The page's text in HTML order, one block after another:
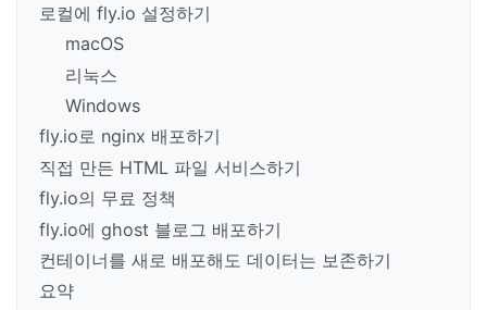
로컬에 fly.io 설정하기
macOS
리눅스
Windows
fly.io로 nginx 배포하기
직접 만든 HTML 파일 서비스하기
fly.io의 무료 정책
fly.io에 ghost 블로그 배포하기
컨테이너를 새로 배포해도 데이터는 보존하기
요약